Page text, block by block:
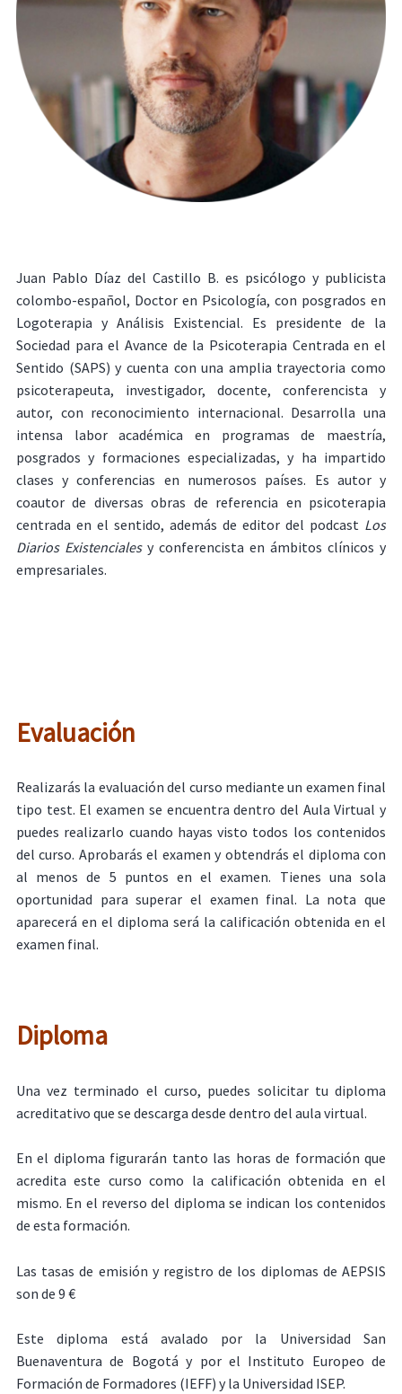
Juan Pablo Díaz del Castillo B. es psicólogo y publicista
colombo-español, Doctor en Psicología, con posgrados en
Logoterapia y Análisis Existencial. Es presidente de la
Sociedad para el Avance de la Psicoterapia Centrada en el
Sentido (SAPS) y cuenta con una amplia trayectoria como
psicoterapeuta, investigador, docente, conferencista y
autor, con reconocimiento internacional. Desarrolla una
intensa labor académica en programas de maestría,
posgrados y formaciones especializadas, y ha impartido
clases y conferencias en numerosos países. Es autor y
coautor de diversas obras de referencia en psicoterapia
centrada en el sentido, además de editor del podcast Los
Diarios Existencialesy conferencista en ámbitos clínicos y
empresariales.
Evaluación
Realizarás la evaluación del curso mediante un examen final
tipo test. El examen se encuentra dentro del Aula Virtual y
puedes realizarlo cuando hayas visto todos los contenidos
del curso. Aprobarás el examen y obtendrás el diploma con
al menos de 5 puntos en el examen. Tienes una sola
oportunidad para superar el examen final. La nota que
aparecerá en el diploma será la calificación obtenida en el
examen final.
Diploma
Una vez terminado el curso, puedes solicitar tu diploma
acreditativo que se descarga desde dentro del aula virtual.
En el diploma figurarán tanto las horas de formación que
acredita este curso como la calificación obtenida en el
mismo. En el reverso del diploma se indican los contenidos
de esta formación.
Las tasas de emisión y registro de los diplomas de AEPSIS
son de 9 €
Este diploma está avalado por la Universidad San
Buenaventura de Bogotá y por el Instituto Europeo de
Formación de Formadores (IEFF) y la Universidad ISEP.